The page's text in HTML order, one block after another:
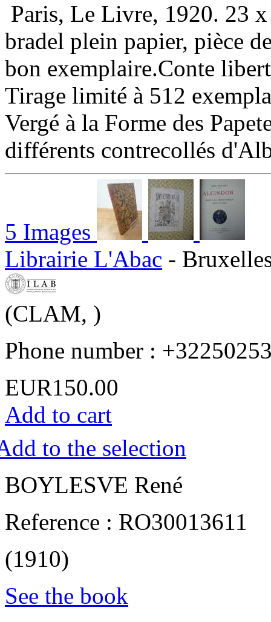
Paris, Le Livre, 1920. 23
bradel plein papier, pièce
bon exemplaire.Conte
Tirage limité à 512
Vergé à la Forme des
différents contrecollés
5 Images
Librairie L'Abac -
(CLAM, )
Phone number :
EUR150.00
Add to cart
to the selection
‎BOYLESVE René‎
Reference : RO30013611
(1910)
See the book